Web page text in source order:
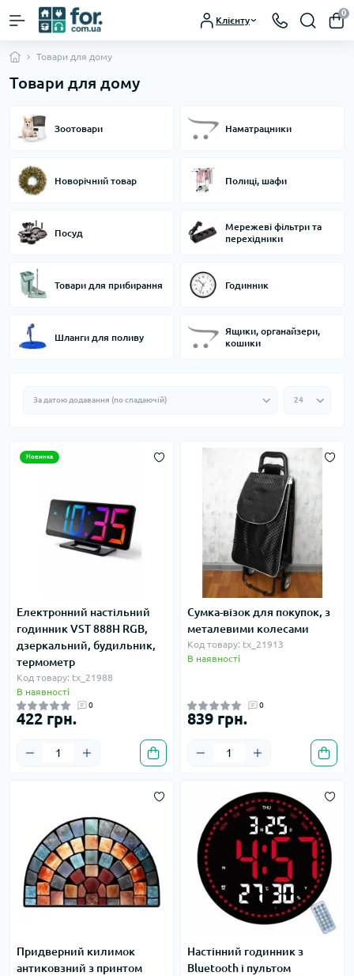
Клієнту
0
Товари для дому
Товари для дому
Зоотовари Наматрацники
Новорічний товар Полиці, шафи
Посуд
Мережеві фільтри та
перехідники
Товари для прибирання Годинник
Шланги для поливу
Ящики, органайзери,
кошики
Новинка
Електронний настільний
годинник VST 888H RGB,
дзеркальний, будильник,
термометр
Код товару: tx_21988
В наявності
0
422 грн.
Сумка-візок для покупок, з
металевими колесами
Код товару: tx_21913
В наявності
0
839 грн.
Придверний килимок
антиковзний з принтом
Настінний годинник з
Bluetooth і пультом